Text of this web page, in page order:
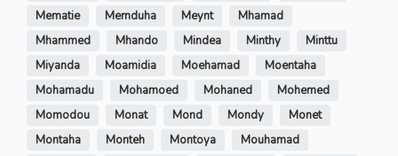
Mematie
Memduha Meynt
Mhamad
Mhammed
Mhando Mindea Minthy
Minttu
Miyanda
Moamidia Moehamad
Moentaha
Mohamadu
Mohamoed Mohaned
Mohemed
Momodou
Monat Mond Mondy
Monet
Montaha
Monteh Montoya
Mouhamad